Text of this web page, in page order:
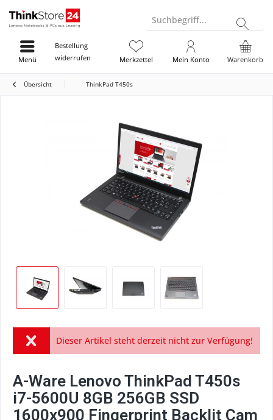
Suchbegriff...
Bestellung
widerrufen
Warenkorb
Merkzettel Mein Konto
Menü
Übersicht ThinkPad T450s
Dieser Artikel steht derzeit nicht zur Verfügung!
A-Ware Lenovo ThinkPad T450s
i7-5600U 8GB 256GB SSD
1600x900 Fingerprint Backlit Cam